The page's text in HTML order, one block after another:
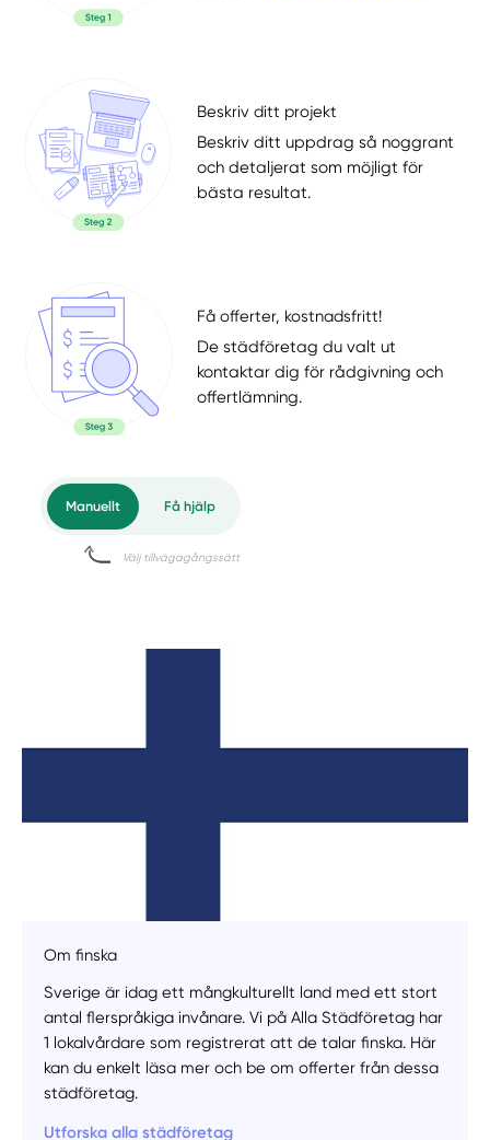
Beskriv ditt projekt
Beskriv ditt uppdrag så noggrant
och detaljerat som möjligt för
bästa resultat.
Få offerter, kostnadsfritt!
De städföretag du valt ut
kontaktar dig för rådgivning och
offertlämning.
Manuellt Få hjälp
Välj tillvägagångssätt
Om finska
Sverige är idag ett mångkulturellt land med ett stort
antal flerspråkiga invånare. Vi på Alla Städföretag har
1 lokalvårdare som registrerat att de talar finska. Här
kan du enkelt läsa mer och be om offerter från dessa
städföretag.
Utforska alla städföretag